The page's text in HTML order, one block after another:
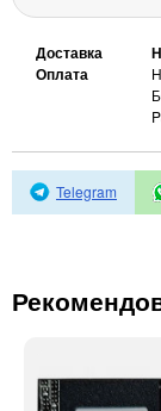
Периферійні
IP-камери
Інвертори напруги
Доставка
Оплата
Telegram